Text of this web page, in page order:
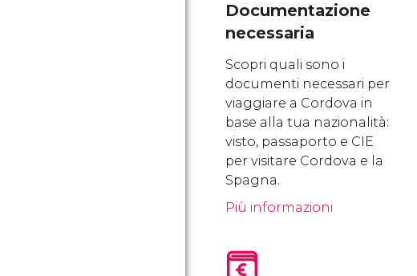
Documentazione
necessaria
Scopri quali sono i
documenti necessari per
viaggiare a Cordova in
base alla tua nazionalità:
visto, passaporto e CIE
per visitare Cordova e la
Spagna.
Più informazioni